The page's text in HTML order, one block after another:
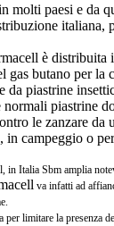
molti paesi e da
italiana,
è distribuita
gas butano per la
da piastrine
piastrine
le zanzare da
campeggio o
, in Italia Sbm amplia
va infatti ad
per limitare la presenza